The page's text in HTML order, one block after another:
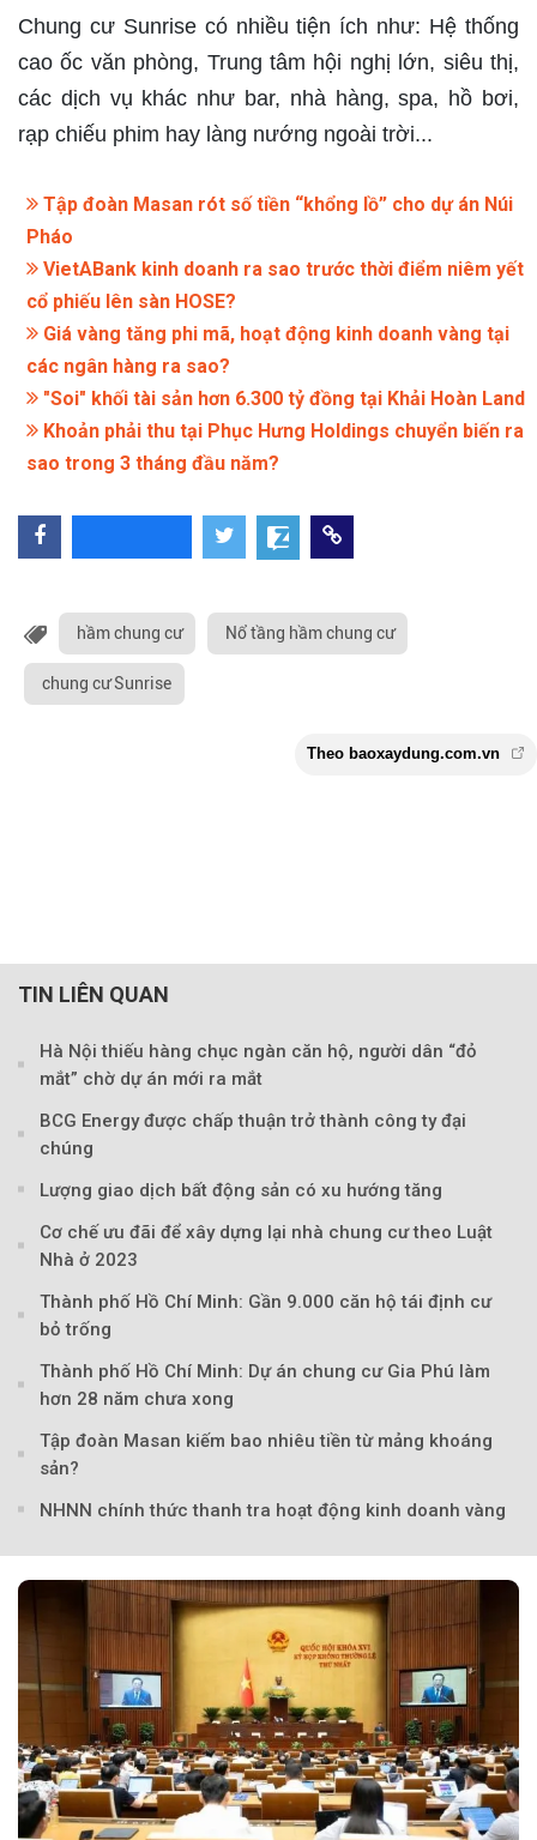
Chung cư Sunrise có nhiều tiện ích như: Hệ thống
cao ốc văn phòng, Trung tâm hội nghị lớn, siêu thị,
các dịch vụ khác như bar, nhà hàng, spa, hồ bơi,
rạp chiếu phim hay làng nướng ngoài trời...
Tập đoàn Masan rót số tiền “khổng lồ” cho dự án Núi
Pháo
VietABank kinh doanh ra sao trước thời điểm niêm yết
cổ phiếu lên sàn HOSE?
Giá vàng tăng phi mã, hoạt động kinh doanh vàng tại
các ngân hàng ra sao?
"Soi" khối tài sản hơn 6.300 tỷ đồng tại Khải Hoàn Land
Khoản phải thu tại Phục Hưng Holdings chuyển biến ra
sao trong 3 tháng đầu năm?
hầm chung cư Nổ tầng hầm chung cư
chung cư Sunrise
Theo
TIN LIÊN QUAN
Hà Nội thiếu hàng chục ngàn căn hộ, người dân “đỏ
mắt” chờ dự án mới ra mắt
BCG Energy được chấp thuận trở thành công ty đại
chúng
Lượng giao dịch bất động sản có xu hướng tăng
Cơ chế ưu đãi để xây dựng lại nhà chung cư theo Luật
Nhà ở 2023
Thành phố Hồ Chí Minh: Gần 9.000 căn hộ tái định cư
bỏ trống
Thành phố Hồ Chí Minh: Dự án chung cư Gia Phú làm
hơn 28 năm chưa xong
Tập đoàn Masan kiếm bao nhiêu tiền từ mảng khoáng
sản?
NHNN chính thức thanh tra hoạt động kinh doanh vàng